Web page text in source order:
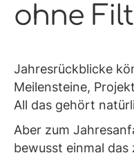
ohne
Jahresrückblicke
Meilensteine,
All das gehört
Aber zum
bewusst einmal